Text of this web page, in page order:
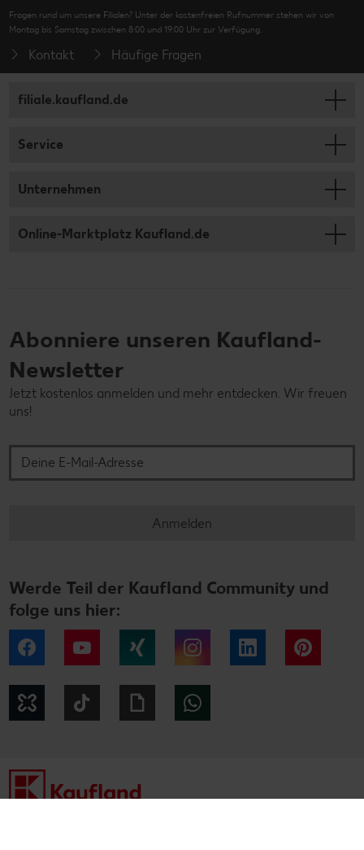
Fragen rund um unsere Filialen? Unter der kostenfreien Rufnummer stehen wir von
Montag bis Samstag zwischen 8:00 und 19:00 Uhr zur Verfügung.
Kontakt Häufige Fragen
filiale.kaufland.de
Service
Unternehmen
Online-Marktplatz Kaufland.de
Abonniere unseren Kaufland-
Newsletter
Jetzt kostenlos anmelden und mehr entdecken. Wir freuen
uns!
Anmelden
Werde Teil der Kaufland Community und
folge uns hier:
Facebook YouTube Instagram LinkedIn
Kununu Giphy